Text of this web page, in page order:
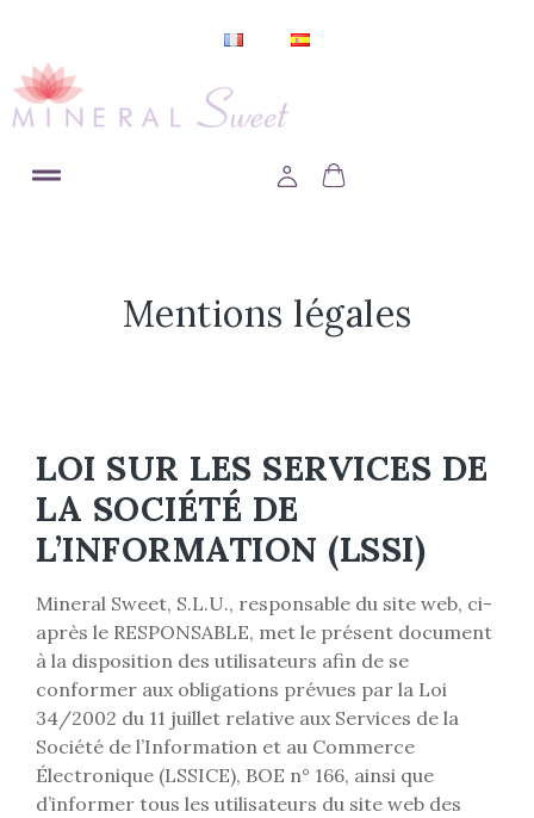
Mentions légales
LOI SUR LES SERVICES DE
LA SOCIÉTÉ DE
L’INFORMATION (LSSI)
Mineral Sweet, S.L.U., responsable du site web, ci-
après le RESPONSABLE, met le présent document
à la disposition des utilisateurs afin de se
conformer aux obligations prévues par la Loi
34/2002 du 11 juillet relative aux Services de la
Société de l’Information et au Commerce
Électronique (LSSICE), BOE n° 166, ainsi que
d’informer tous les utilisateurs du site web des